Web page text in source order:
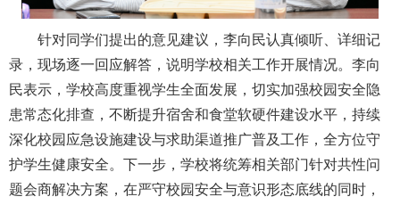
针对同学们提出的意见建议，李向民认真倾听、详细记
录，现场逐一回应解答，说明学校相关工作开展情况。李向
民表示，学校高度重视学生全面发展，切实加强校园安全隐
患常态化排查，不断提升宿舍和食堂软硬件建设水平，持续
深化校园应急设施建设与求助渠道推广普及工作，全方位守
护学生健康安全。下一步，学校将统筹相关部门针对共性问
题会商解决方案，在严守校园安全与意识形态底线的同时，